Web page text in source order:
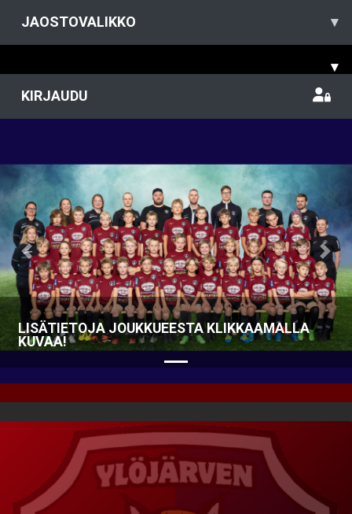
JAOSTOVALIKKO ▾
▾
KIRJAUDU
LISÄTIETOJA JOUKKUEESTA KLIKKAAMALLA
KUVAA!
Previous